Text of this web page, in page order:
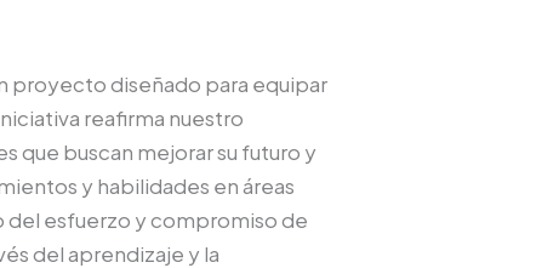
proyecto diseñado para equipar
reafirma nuestro
que buscan mejorar su futuro y
y habilidades en áreas
del esfuerzo y compromiso de
del aprendizaje y la